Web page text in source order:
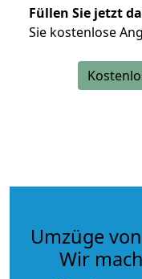
Füllen Sie jetzt
Sie kostenlose
Umzüge
Wir